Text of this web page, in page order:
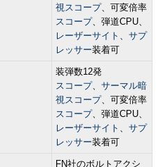
視スコープ、可変倍率
スコープ、弾道CPU、
レーザーサイト 、 サプ
レッサー装着可
装弾数12発
スコープ、 サーマル暗
視スコープ、可変倍率
スコープ、弾道CPU、
レーザーサイト 、 サプ
レッサー装着可
FN社のボルトアクシ